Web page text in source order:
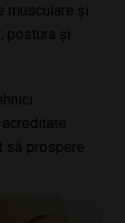
musculare și
postura și
să prospere.